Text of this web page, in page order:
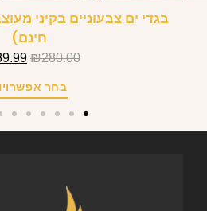
בגדי ים צבעוניים בקיני
חינם)
₪280.00
בחר